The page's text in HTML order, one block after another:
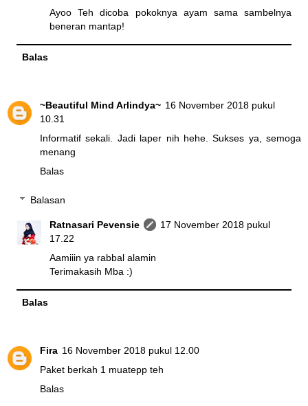
Ayoo Teh dicoba pokoknya ayam sama sambelnya
beneran mantap!
Balas
~Beautiful Mind Arlindya~ 16 November 2018 pukul
10.31
Informatif sekali. Jadi laper nih hehe. Sukses ya, semoga
menang
Balas
Balasan
Ratnasari Pevensie
17 November 2018 pukul
17.22
Aamiiin ya rabbal alamin
Terimakasih Mba :)
Balas
Fira 16 November 2018 pukul 12.00
Paket berkah 1 muatepp teh
Balas